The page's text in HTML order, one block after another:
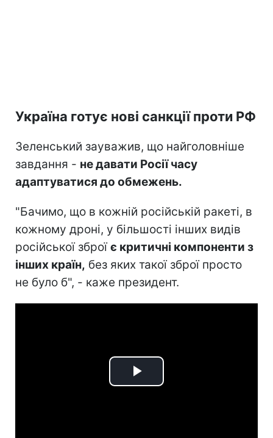
Україна готує нові санкції проти РФ
Зеленський зауважив, що найголовніше
завдання - не давати Росії часу
адаптуватися до обмежень.
"Бачимо, що в кожній російській ракеті, в
кожному дроні, у більшості інших видів
російської зброїє критичні компоненти з
інших країн, без яких такої зброї просто
не було б", - каже президент.
Play